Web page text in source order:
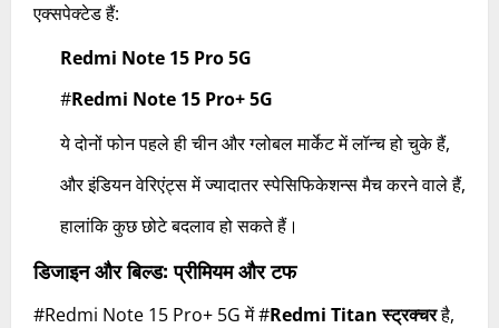
एक्सपेक्टेड हैं:
Redmi Note 15 Pro 5G
#Redmi Note 15 Pro+ 5G
ये दोनों फोन पहले ही चीन और ग्लोबल मार्केट में लॉन्च हो चुके हैं,
और इंडियन वेरिएंट्स में ज्यादातर स्पेसिफिकेशन्स मैच करने वाले हैं,
हालांकि कुछ छोटे बदलाव हो सकते हैं।
डिजाइन और बिल्ड: प्रीमियम और टफ
#Redmi Note 15 Pro+ 5G में #Redmi Titan स्ट्रक्चरहै,